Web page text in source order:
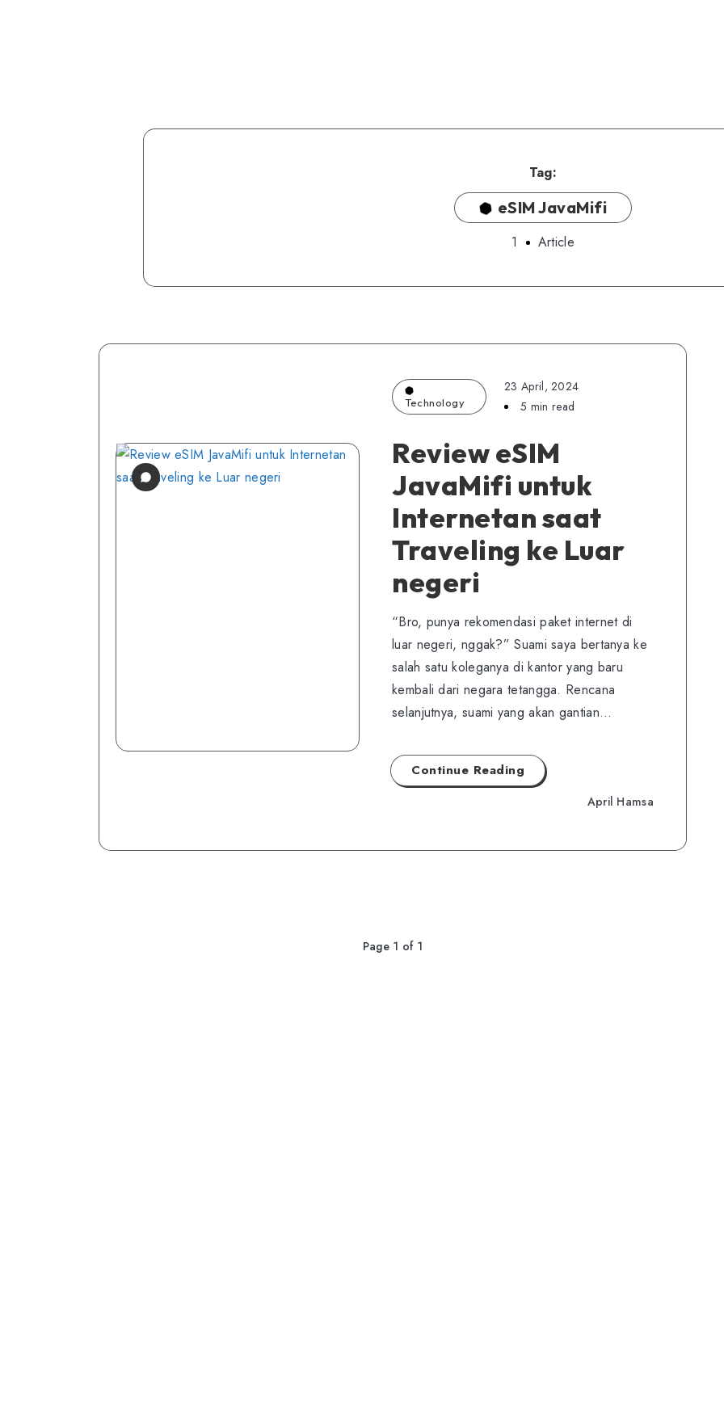
Tag:
eSIM JavaMifi
1 Article
Technology
23 April, 2024
5 min read
Review eSIM
JavaMifi untuk
Internetan saat
Traveling ke Luar
negeri
“Bro, punya rekomendasi paket internet di
luar negeri, nggak?” Suami saya bertanya ke
salah satu koleganya di kantor yang baru
kembali dari negara tetangga. Rencana
selanjutnya, suami yang akan gantian…
Continue Reading
April Hamsa
Page 1 of 1